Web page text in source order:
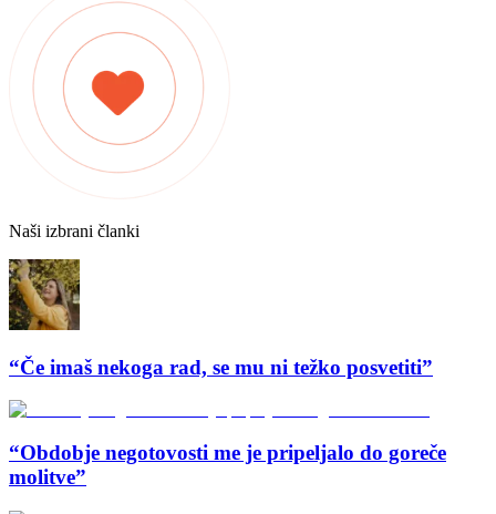
Naši izbrani članki
“Če imaš nekoga rad, se mu ni težko posvetiti”
“Obdobje negotovosti me je pripeljalo do goreče
molitve”